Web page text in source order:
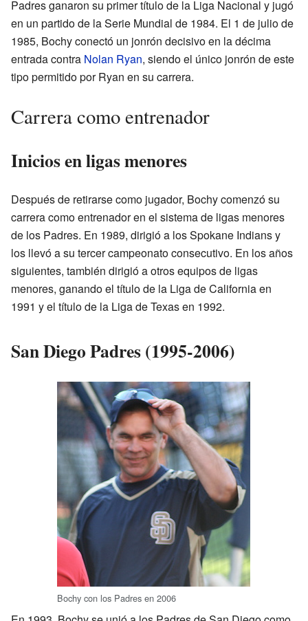
Padres ganaron su primer título de la Liga Nacional y jugó
en un partido de la Serie Mundial de 1984. El 1 de julio de
1985, Bochy conectó un jonrón decisivo en la décima
entrada contra Nolan Ryan, siendo el único jonrón de este
tipo permitido por Ryan en su carrera.
Carrera como entrenador
Inicios en ligas menores
Después de retirarse como jugador, Bochy comenzó su
carrera como entrenador en el sistema de ligas menores
de los Padres. En 1989, dirigió a los Spokane Indians y
los llevó a su tercer campeonato consecutivo. En los años
siguientes, también dirigió a otros equipos de ligas
menores, ganando el título de la Liga de California en
1991 y el título de la Liga de Texas en 1992.
San Diego Padres (1995-2006)
Bochy con los Padres en 2006